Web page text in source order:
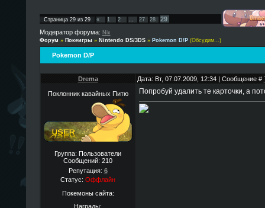
Страница 29из 29 « 1 2 … 27 28
29
Модератор форума: Nix
Форум » Покеигры » Nintendo DS/3DS » Pokemon D/P (Обсудим...)
Pokemon D/P
Drema Дата: Вт, 07.07.2009, 12:34 | Сообщение #
Поклонник кавайных Питю
Группа: Пользователи
Сообщений: 210
Репутация: 6
Статус: Оффлайн
Покемоны сайта:
Награды:
Попробуй удалить те карточки, а